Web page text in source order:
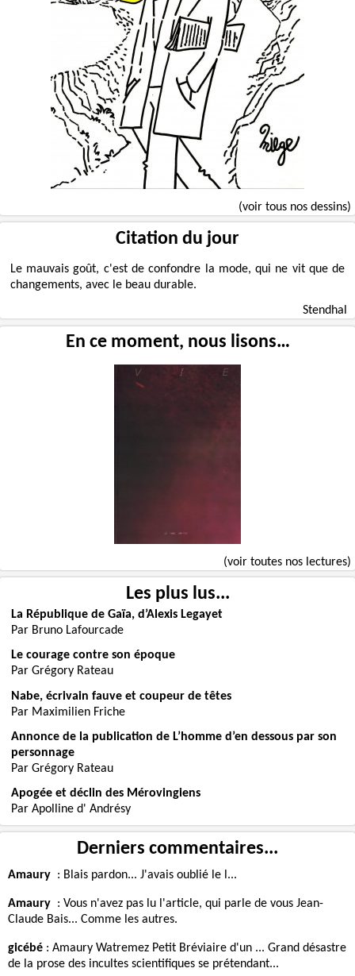
(voir tous nos dessins)
Citation du jour
Le mauvais goût, c'est de confondre la mode, qui ne vit que de
changements, avec le beau durable.
Stendhal
En ce moment, nous lisons…
(voir toutes nos lectures)
Les plus lus...
La République de Gaïa, d’Alexis Legayet
Par Bruno Lafourcade
Le courage contre son époque
Par Grégory Rateau
Nabe, écrivain fauve et coupeur de têtes
Par Maximilien Friche
Annonce de la publication de L’homme d’en dessous par son
personnage
Par Grégory Rateau
Apogée et déclin des Mérovingiens
Par Apolline d' Andrésy
Derniers commentaires...
Amaury : Blais pardon... J'avais oublié le l...
Amaury : Vous n'avez pas lu l'article, qui parle de vous Jean-
Claude Bais... Comme les autres.
gicébé: Amaury Watremez Petit Bréviaire d'un ... Grand désastre
de la prose des incultes scientifiques se prétendant...